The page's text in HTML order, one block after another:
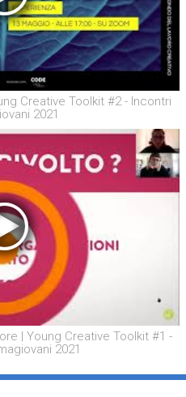
Creative Toolkit #2 - Incontri
2021
| Young Creative Toolkit #1 -
2021